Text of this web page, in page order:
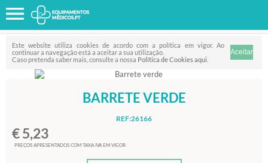
Este website utiliza cookies de acordo com a política em vigor. Ao
continuar a navegação está a aceitar a sua utilização.
Caso pretenda saber mais, consulte a nossa Política de Cookies aqui
BARRETE VERDE
REF:26166
€ 5,23
PREÇOS APRESENTADOS COM TAXA IVA EM VIGOR